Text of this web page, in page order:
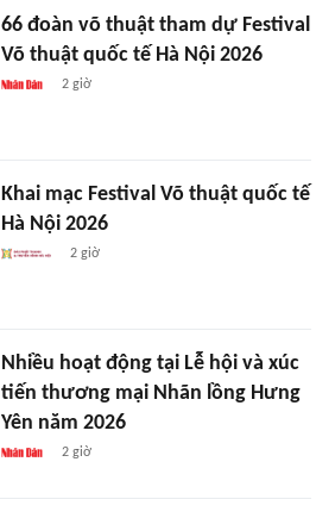
66 đoàn võ thuật tham dự Festival
Võ thuật quốc tế Hà Nội 2026
2 giờ
Khai mạc Festival Võ thuật quốc tế
Hà Nội 2026
2 giờ
Nhiều hoạt động tại Lễ hội và xúc
tiến thương mại Nhãn lồng Hưng
Yên năm 2026
2 giờ